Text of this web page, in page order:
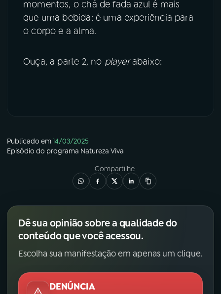
momentos, o chá de fada azul é mais
que uma bebida: é uma experiência para
o corpo e a alma.
Ouça, a parte 2, no playerabaixo:
Publicado em14/03/2025
Episódio do programa Natureza Viva
Compartilhe
Dê sua opinião sobre a qualidade do
conteúdo que você acessou.
Escolha sua manifestação em apenas um clique.
DENÚNCIA